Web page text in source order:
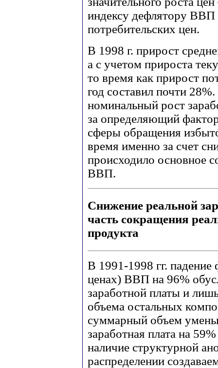
индексу дефлятору ВВП
потребительских цен.
В 1998 г. прирост
а с учетом прироста
то время как прирост
год составил почти
номинальный рост
за определяющий
сферы обращения
время именно за счет
происходило основное
ВВП.
Снижение реальной
часть сокращения
продукта
В 1991-1998 гг. падение
ценах) ВВП на 96%
заработной платы и
объема остальных
суммарный объем
заработная плата на
наличие структурной
распределении